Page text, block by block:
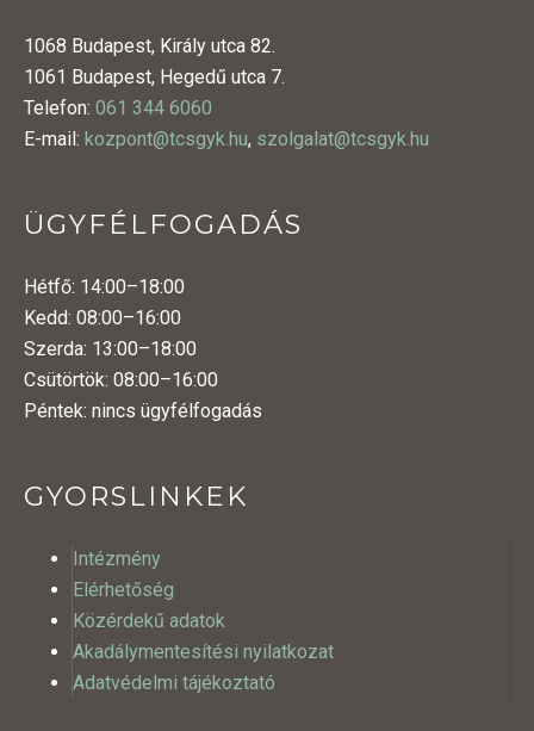
1068 Budapest, Király utca 82.
1061 Budapest, Hegedű utca 7.
Telefon: 061 344 6060
E-mail: kozpont@tcsgyk.hu, szolgalat@tcsgyk.hu
ÜGYFÉLFOGADÁS
Hétfő: 14:00–18:00
Kedd: 08:00–16:00
Szerda: 13:00–18:00
Csütörtök: 08:00–16:00
Péntek: nincs ügyfélfogadás
GYORSLINKEK
Intézmény
Elérhetőség
Közérdekű adatok
Akadálymentesítési nyilatkozat
Adatvédelmi tájékoztató